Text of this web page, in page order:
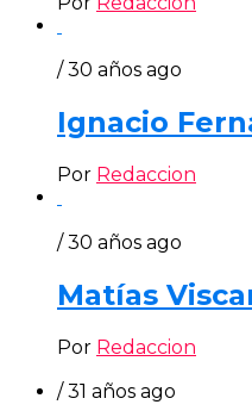
/ 30 años ago
Ignacio
Por Redaccion
/ 30 años ago
Matías
Por Redaccion
/ 31 años ago